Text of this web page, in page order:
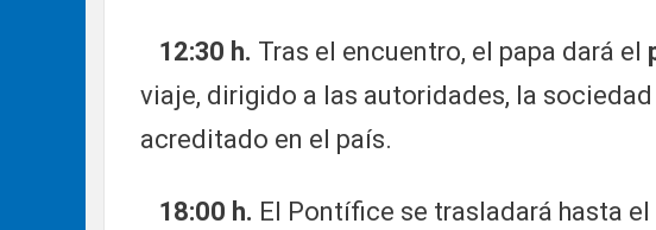
12:30 h. Tras el encuentro, el papa dará el
viaje, dirigido a las autoridades, la
acreditado en el país.
18:00 h. El Pontífice se trasladará hasta